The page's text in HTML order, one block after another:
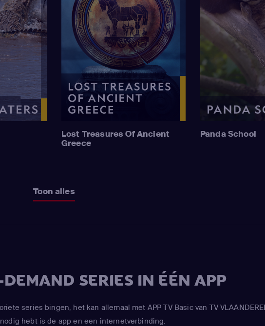
Lost Treasures Of Ancient
Greece
Panda School
Toon alles
SERIES IN ÉÉN APP
series bingen, het kan allemaal met APP TV Basic van TV
hebt is de app en een internetverbinding.